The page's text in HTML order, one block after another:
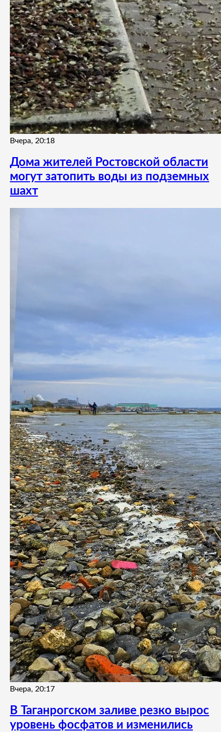
Вчера, 20:18
Дома жителей Ростовской области
могут затопить воды из подземных
шахт
Вчера, 20:17
В Таганрогском заливе резко вырос
уровень фосфатов и изменились